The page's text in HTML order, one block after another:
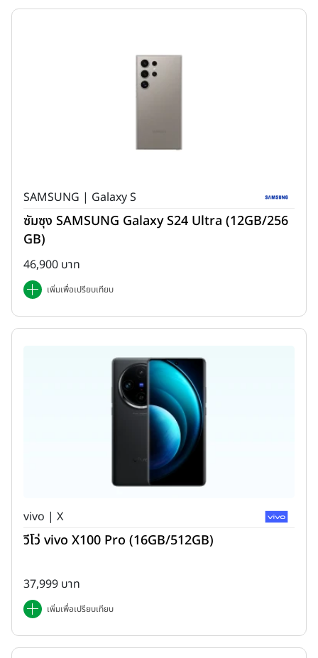
SAMSUNG | Galaxy S
ซัมซุง SAMSUNG Galaxy S24 Ultra (12GB/256
GB)
46,900 บาท
เพิ่มเพื่อเปรียบเทียบ
vivo | X
วีโว่ vivo X100 Pro (16GB/512GB)
37,999 บาท
เพิ่มเพื่อเปรียบเทียบ